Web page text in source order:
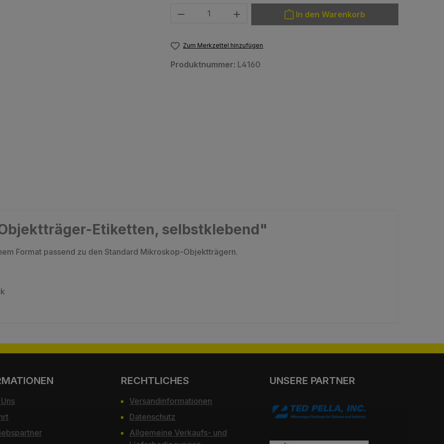
Produkt Anzahl: Gib den gewünschten Wert ein oder benutze die
In den Warenkorb
Zum Merkzettel hinzufügen
Produktnummer: L4160
Etiketten, selbstklebend"
Format passend zu den Standard Mikroskop-Objektträgern.
RECHTLICHES
Versandinformationen
Datenschutz
Allgemeine Verkaufs- und
UNSERE PARTNER